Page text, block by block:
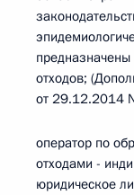
отходов;
от 29.12.2014
оператор по
отходами -
юридическое